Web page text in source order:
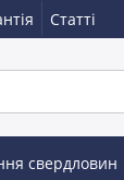
Статті
свердловин